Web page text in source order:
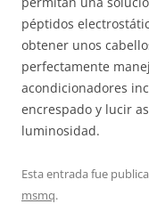
péptidos
obtener unos
perfectamente
acondicionadores
encrespado y lucir
luminosidad.
Esta entrada fue
msmq.